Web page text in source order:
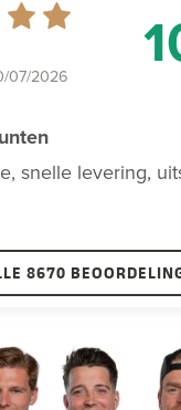
07/2026
snelle levering,
8670